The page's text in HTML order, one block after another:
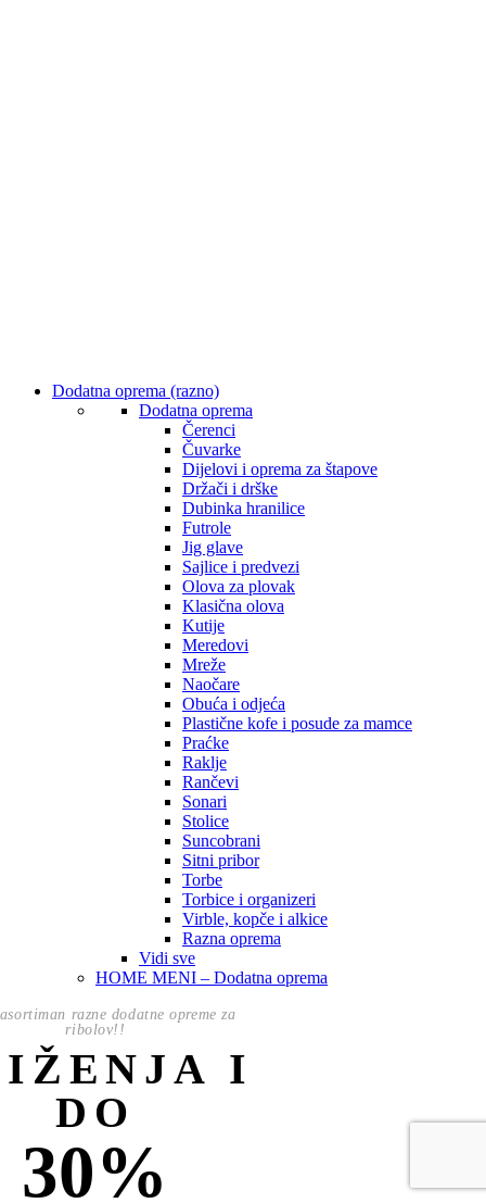
Dodatna oprema (razno)
Dodatna oprema
Čerenci
Čuvarke
Dijelovi i oprema za štapove
Držači i drške
Dubinka hranilice
Futrole
Jig glave
Sajlice i predvezi
Olova za plovak
Klasična olova
Kutije
Meredovi
Mreže
Naočare
Obuća i odjeća
Plastične kofe i posude za mamce
Praćke
Raklje
Rančevi
Sonari
Stolice
Suncobrani
Sitni pribor
Torbe
Torbice i organizeri
Virble, kopče i alkice
Razna oprema
Vidi sve
HOME MENI – Dodatna oprema
razne dodatne opreme za
ribolov!!
I
DO
30%